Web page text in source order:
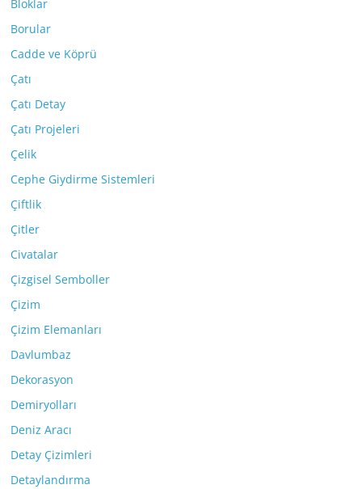
Bloklar
Borular
Cadde ve Köprü
Çatı
Çatı Detay
Çatı Projeleri
Çelik
Cephe Giydirme Sistemleri
Çiftlik
Çitler
Civatalar
Çizgisel Semboller
Çizim
Çizim Elemanları
Davlumbaz
Dekorasyon
Demiryolları
Deniz Aracı
Detay Çizimleri
Detaylandırma